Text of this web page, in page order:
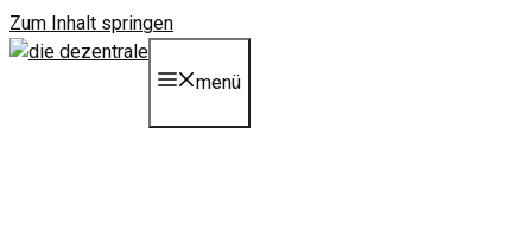
Zum Inhalt springen
menü